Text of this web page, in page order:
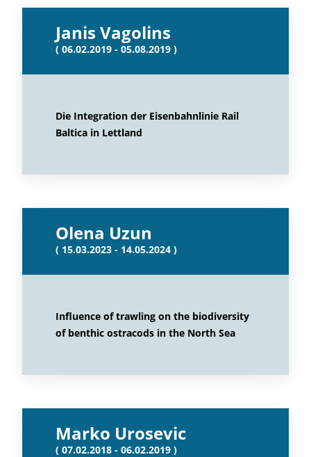
Janis Vagolins
( 06.02.2019 - 05.08.2019 )
Die Integration der Eisenbahnlinie Rail
Baltica in Lettland
Olena Uzun
( 15.03.2023 - 14.05.2024 )
Influence of trawling on the biodiversity
of benthic ostracods in the North Sea
Marko Urosevic
( 07.02.2018 - 06.02.2019 )